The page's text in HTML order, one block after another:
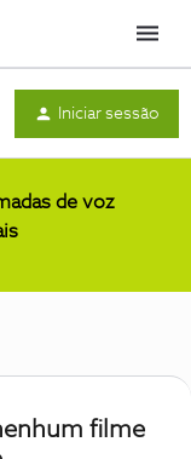
Menu
Iniciar sessão
de voz
filme